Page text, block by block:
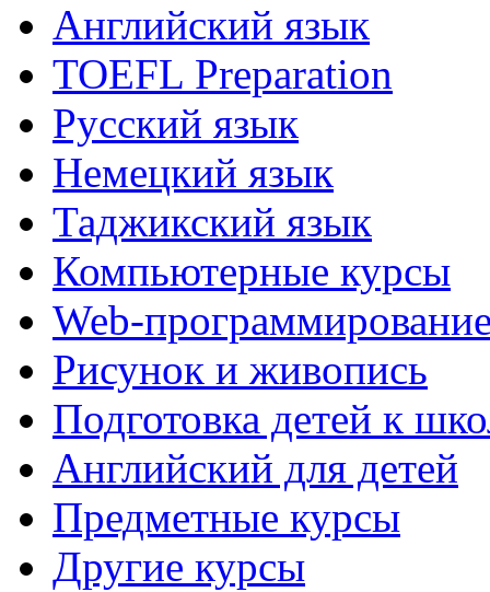
Английский язык
TOEFL Preparation
Русский язык
Немецкий язык
Таджикский язык
Компьютерные курсы
Web-
Рисунок и живопись
Подготовка детей к
Английский для детей
Предметные курсы
Другие курсы